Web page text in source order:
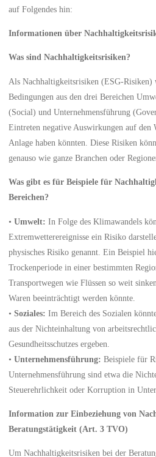
auf Folgendes hin:
Informationen über
Was sind Nachhaltigkeitsrisiken?
Als Nachhaltigkeitsrisiken (ESG-Risiken)
Bedingungen aus den drei Bereichen
(Social) und Unternehmensführung
Eintreten negative Auswirkungen auf den
Anlage haben könnten. Diese Risiken
genauso wie ganze Branchen oder
Was gibt es für Beispiele für
Bereichen?
•Umwelt: In Folge des Klimawandels
Extremwetterereignisse ein Risiko
physisches Risiko genannt. Ein Beispiel
Trockenperiode in einer bestimmten
Transportwegen wie Flüssen so weit
Waren beeinträchtigt werden könnte.
•Soziales: Im Bereich des Sozialen
aus der Nichteinhaltung von
Gesundheitsschutzes ergeben.
•Unternehmensführung: Beispiele für
Unternehmensführung sind etwa die
Steuerehrlichkeit oder Korruption in
Information zur Einbeziehung von
Beratungstätigkeit (Art. 3 TVO)
Um Nachhaltigkeitsrisiken bei der